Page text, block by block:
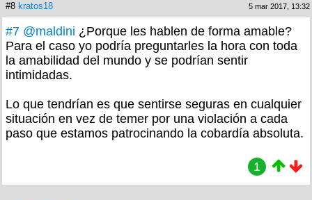
#8 kratos18 5 mar 2017, 13:32
#7 @maldini ¿Porque les hablen de forma amable?
Para el caso yo podría preguntarles la hora con toda
la amabilidad del mundo y se podrían sentir
intimidadas.
Lo que tendrían es que sentirse seguras en cualquier
situación en vez de temer por una violación a cada
paso que estamos patrocinando la cobardía absoluta.
1